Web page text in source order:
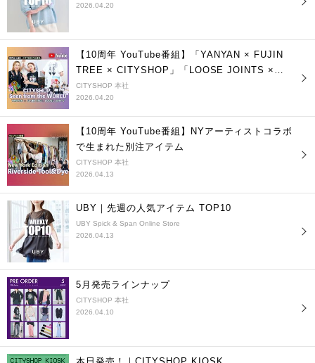
2026.04.20
【10周年 YouTube番組】「YANYAN × FUJIN
TREE × CITYSHOP」「LOOSE JOINTS ×
CITYSHOP」
CITYSHOP 本社
2026.04.20
【10周年 YouTube番組】NYアーティストコラボ
で生まれた別注アイテム
CITYSHOP 本社
2026.04.13
UBY｜先週の人気アイテム TOP10
UBY Spick & Span Online Store
2026.04.13
5月発売ラインナップ
CITYSHOP 本社
2026.04.10